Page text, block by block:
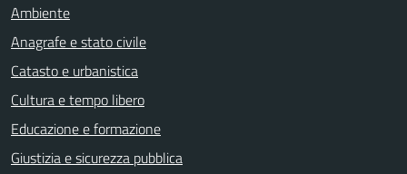
Ambiente
Anagrafe e stato civile
Catasto e urbanistica
Cultura e tempo libero
Educazione e formazione
Giustizia e sicurezza pubblica